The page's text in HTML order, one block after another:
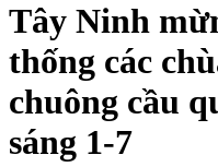
Tây Ninh
thống các
chuông cầu
sáng 1-7